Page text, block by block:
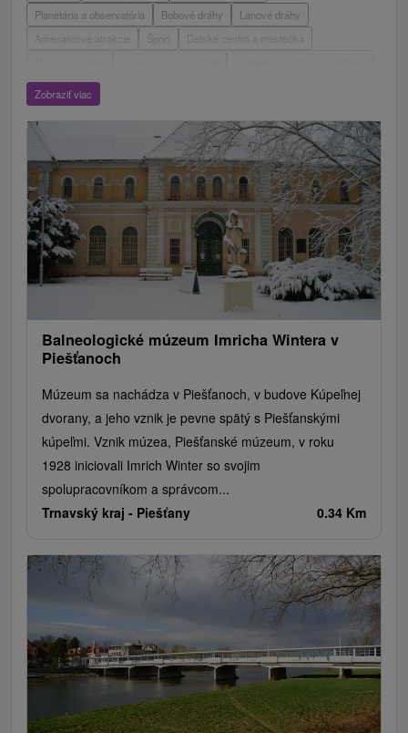
Planetária a observatória
Bobové dráhy
Lanové dráhy
Adrenalinové atrakcie
Detské centrá a mestečká
ZOO a zvieracie farmy
Mestské a zámocké parky
Jazerá, plesá, vodné nádrže
Technické pamiatky
Pamätníky
Vodopády
Drevené kostolíky Hrady, zámky, zrúcaniny
Skanzeny
Aquaparky, kúpaliská
Pramene Divadlá
Jazda na koni
Túry a turistické chodníky
Kaštiele Horské chaty
Sakrálne miesta
Plte, rafting, splavy
Architektonické stavby
Lyžiarske strediská
Golfové ihriská
Motokárové dráhy
Amfiteátre a kiná v prírode
Vínne cesty
Cyklotrasy
Zobraziť viac
Balneologické múzeum Imricha Wintera v
Piešťanoch
Múzeum sa nachádza v Piešťanoch, v budove Kúpeľnej
dvorany, a jeho vznik je pevne spätý s Piešťanskými
kúpeľmi. Vznik múzea, Piešťanské múzeum, v roku
1928 iniciovali Imrich Winter so svojim
spolupracovníkom a správcom...
Trnavský kraj - Piešťany 0.34 Km